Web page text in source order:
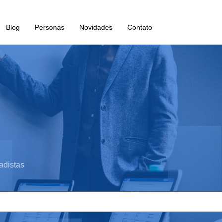
Blog Personas Novidades Contato